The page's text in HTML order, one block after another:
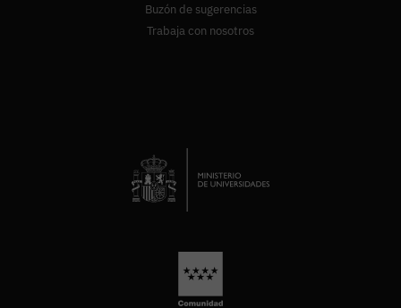
Buzón de sugerencias
Trabaja con nosotros